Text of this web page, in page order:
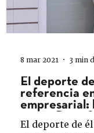
El deporte
referencia
empresarial:
según Patxi
El deporte de
8 mar 2021 3 min